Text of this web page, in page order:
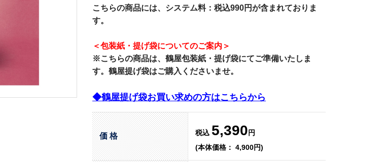
こちらの商品には、システム料：税込990円が含まれておりま
す。
＜包装紙・提げ袋についてのご案内＞
※こちらの商品は、 鶴屋包装紙・提げ袋にてご準備いたしま
す。鶴屋提げ袋はご購入くださいませ。
◆鶴屋提げ袋お買い求めの方はこちらから
価 格 税込 5,390 円
(本体価格： 4,900円)